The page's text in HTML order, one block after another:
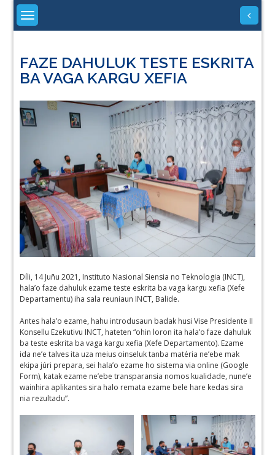
Skip
content
FAZE DAHULUK TESTE ESKRITA
BA VAGA KARGU XEFIA
Díli, 14 Juñu 2021, Instituto Nasional Siensia no Teknologia (INCT),
hala’o faze dahuluk ezame teste eskrita ba vaga kargu xefia (Xefe
Departamentu) iha sala reuniaun INCT, Balide.
Antes hala’o ezame, hahu introdusaun badak husi Vise Presidente II
Konsellu Ezekutivu INCT, hateten “ohin loron ita hala’o faze dahuluk
ba teste eskrita ba vaga kargu xefia (Xefe Departamento). Ezame
ida ne’e talves ita uza meius oinseluk tanba matéria ne’ebe mak
ekipa júri prepara, sei hala’o ezame ho sistema via online (Google
Form), katak ezame ne’ebe transparansia nomos kualidade, nune’e
wainhira aplikantes sira halo remata ezame bele hare kedas sira
nia rezultadu”.